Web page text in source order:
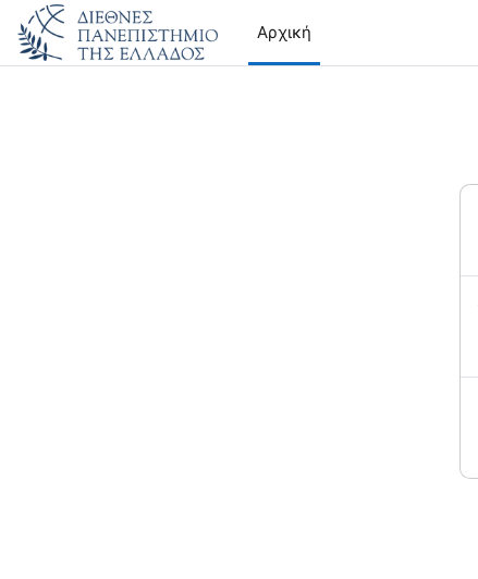
Μετάβαση στο κεντρικό περιεχόμενο
Αρχική